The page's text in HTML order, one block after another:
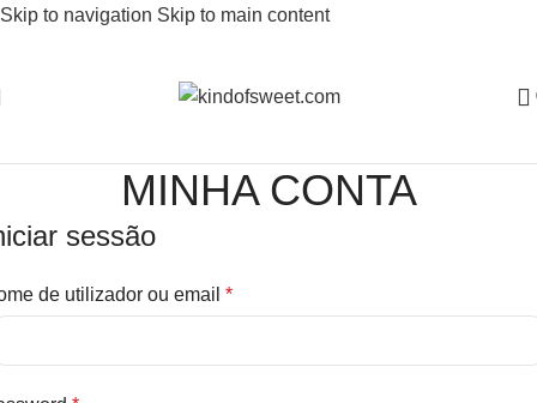
Skip to navigation Skip to main content
MINHA CONTA
sessão
de utilizador ou email *